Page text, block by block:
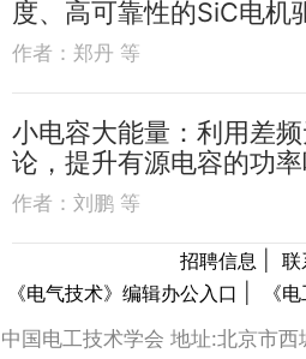
度、高可靠性的SiC电机
制器
作者： 郑丹 等
小电容大能量：利用差
论，提升有源电容的功率
力
作者： 刘鹏 等
招聘信息
联
《电气技术》编辑办公入口
《
中国电工技术学会 地址:北京市